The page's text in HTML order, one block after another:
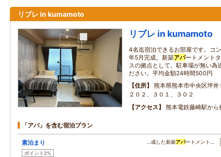
リブレ in kumamoto
リブレ in kumamoto
4名迄宿泊できるお部屋です。コ
年5月完成。新築アパートメント
スの拠点として。駐車場が無い為
ださい。平均金額24時間500円
住所
熊本県熊本市中央区坪
２０２、３０１、３０２
アクセス
熊本電鉄藤崎駅から
「アパ」を含む宿泊プラン
素泊まり
ポイント2%
…成した新築アパートメント…